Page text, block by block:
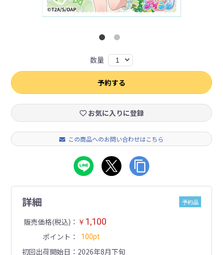
数量 1
予約する
お気に入りに登録
この商品へのお問い合わせはこちら
詳細 予約品
販売価格(税込) ￥ 1,100
ポイント 100pt
初回出荷開始日
2026年8月下旬